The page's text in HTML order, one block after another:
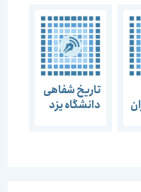
تاریخ شفاهی
دانشگاه یزد